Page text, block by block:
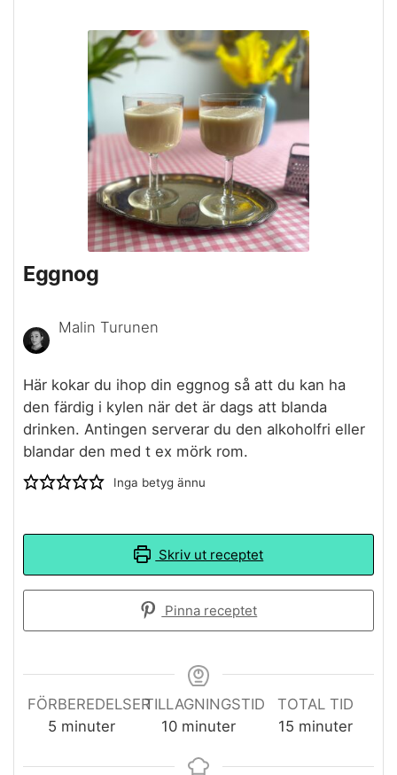
Eggnog
Malin Turunen
Här kokar du ihop din eggnog så att du kan ha
den färdig i kylen när det är dags att blanda
drinken. Antingen serverar du den alkoholfri eller
blandar den med t ex mörk rom.
Inga betyg ännu
Skriv ut receptet
Pinna receptet
FÖRBEREDELSER
5 minuter
minuter
TILLAGNINGSTID
10minuter
minuter
TOTAL TID
15 minuter
minuter